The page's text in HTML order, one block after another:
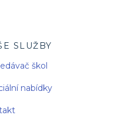
SLUŽBY
škol
nabídky